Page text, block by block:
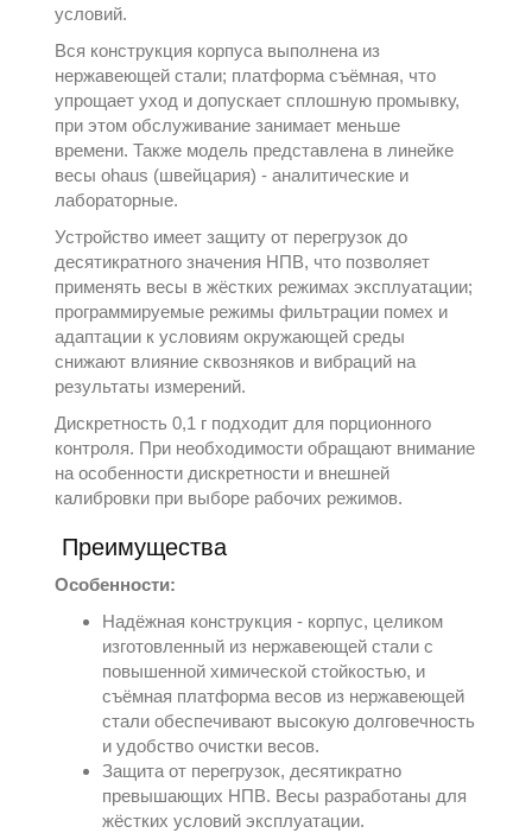
условий.
Вся конструкция корпуса выполнена из
нержавеющей стали; платформа съёмная, что
упрощает уход и допускает сплошную промывку,
при этом обслуживание занимает меньше
времени. Также модель представлена в линейке
весы ohaus (швейцария) - аналитические и
лабораторные.
Устройство имеет защиту от перегрузок до
десятикратного значения НПВ, что позволяет
применять весы в жёстких режимах эксплуатации;
программируемые режимы фильтрации помех и
адаптации к условиям окружающей среды
снижают влияние сквозняков и вибраций на
результаты измерений.
Дискретность 0,1 г подходит для порционного
контроля. При необходимости обращают внимание
на особенности дискретности и внешней
калибровки при выборе рабочих режимов.
Преимущества
Особенности:
Надёжная конструкция - корпус, целиком
изготовленный из нержавеющей стали с
повышенной химической стойкостью, и
съёмная платформа весов из нержавеющей
стали обеспечивают высокую долговечность
и удобство очистки весов.
Защита от перегрузок, десятикратно
превышающих НПВ. Весы разработаны для
жёстких условий эксплуатации.